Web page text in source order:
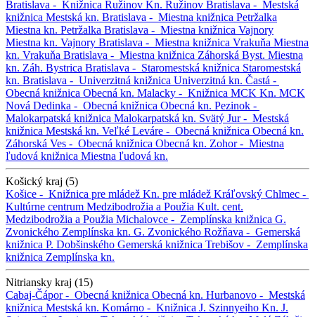
Bratislava - Knižnica Ružinov Kn. Ružinov Bratislava - Mestská
knižnica Mestská kn. Bratislava - Miestna knižnica Petržalka
Miestna kn. Petržalka Bratislava - Miestna knižnica Vajnory
Miestna kn. Vajnory Bratislava - Miestna knižnica Vrakuňa Miestna
kn. Vrakuňa Bratislava - Miestna knižnica Záhorská Byst. Miestna
kn. Záh. Bystrica Bratislava - Staromestská knižnica Staromestská
kn. Bratislava - Univerzitná knižnica Univerzitná kn. Častá -
Obecná knižnica Obecná kn. Malacky - Knižnica MCK Kn. MCK
Nová Dedinka - Obecná knižnica Obecná kn. Pezinok -
Malokarpatská knižnica Malokarpatská kn. Svätý Jur - Mestská
knižnica Mestská kn. Veľké Leváre - Obecná knižnica Obecná kn.
Záhorská Ves - Obecná knižnica Obecná kn. Zohor - Miestna
ľudová knižnica Miestna ľudová kn.
Košický kraj (5)
Košice - Knižnica pre mládež Kn. pre mládež Kráľovský Chlmec -
Kultúrne centrum Medzibodrožia a Použia Kult. cent.
Medzibodrožia a Použia Michalovce - Zemplínska knižnica G.
Zvonického Zemplínska kn. G. Zvonického Rožňava - Gemerská
knižnica P. Dobšinského Gemerská knižnica Trebišov - Zemplínska
knižnica Zemplínska kn.
Nitriansky kraj (15)
Cabaj-Čápor - Obecná knižnica Obecná kn. Hurbanovo - Mestská
knižnica Mestská kn. Komárno - Knižnica J. Szinnyeiho Kn. J.